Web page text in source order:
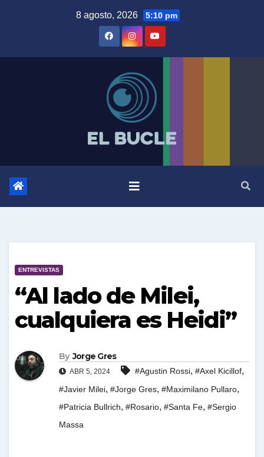
8 agosto, 2026 5:10 pm
ENTREVISTAS
“Al lado de Milei,
cualquiera es Heidi”
By Jorge Gres
ABR 5, 2024 #Agustin Rossi, #Axel Kicillof,
#Javier Milei, #Jorge Gres, #Maximilano Pullaro,
#Patricia Bullrich, #Rosario, #Santa Fe, #Sergio
Massa